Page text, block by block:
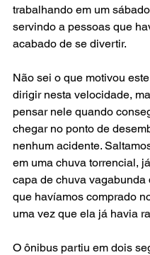
trabalhando em um
servindo a pessoas que
acabado de se divertir.
Não sei o que motivou
dirigir nesta velocidade,
pensar nele quando
chegar no ponto de
nenhum acidente.
em uma chuva torrencial,
capa de chuva vagabunda
que havíamos comprado
uma vez que ela já havia
O ônibus partiu em dois